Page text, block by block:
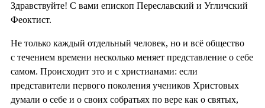
Здравствуйте! С вами епископ Переславский и Угличский
Феоктист.
Не только каждый отдельный человек, но и всё общество
с течением времени несколько меняет представление о себе
самом. Происходит это и с христианами: если
представители первого поколения учеников Христовых
думали о себе и о своих собратьях по вере как о святых,